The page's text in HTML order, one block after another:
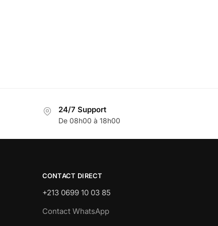
24/7 Support
De 08h00 à 18h00
CONTACT DIRECT
+213 0699 10 03 85
Contact WhatsApp